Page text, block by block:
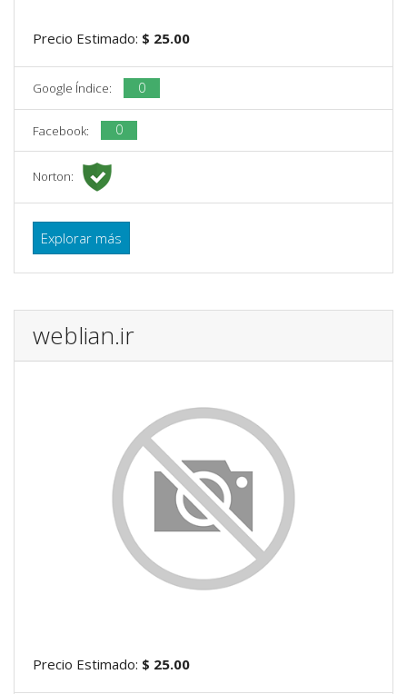
Precio Estimado: $ 25.00
Google Índice: 0
Facebook: 0
Norton:
Explorar más
weblian.ir
Precio Estimado: $ 25.00